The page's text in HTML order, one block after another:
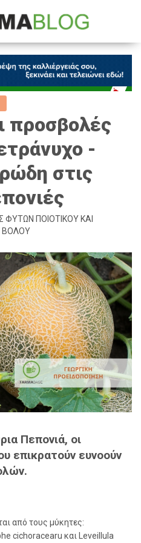
προσβολές
-
στις
ΠΟΙΟΤΙΚΟΥ ΚΑΙ
ΒΟΛΟΥ
Πεπονιά, οι
επικρατούν ευνοούν
από τους μύκητες:
cichoracearu και Leveillula